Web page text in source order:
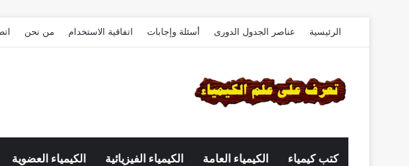
الرئيسية عناصر الجدول الدورى أسئلة وإجابات اتفاقية الاستخدام من نحن
كتب كيمياء الكيمياء العامة الكيمياء الفيزيائية الكيمياء العضوية